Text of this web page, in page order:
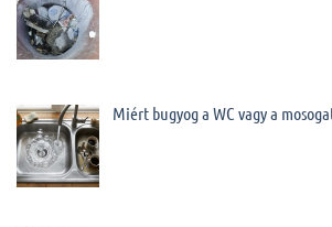
Miért bugyog a WC vagy a